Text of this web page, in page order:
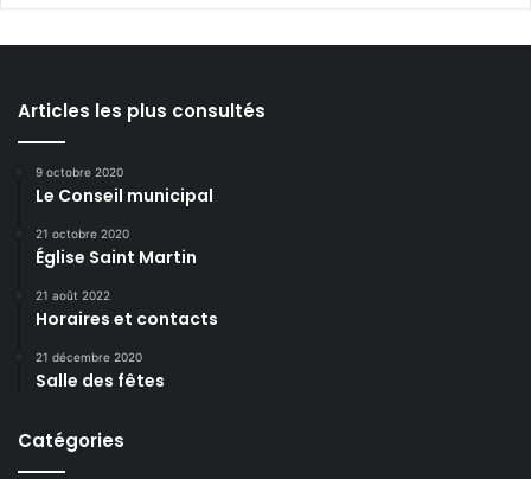
Articles les plus consultés
9 octobre 2020
Le Conseil municipal
21 octobre 2020
Église Saint Martin
21 août 2022
Horaires et contacts
21 décembre 2020
Salle des fêtes
Catégories